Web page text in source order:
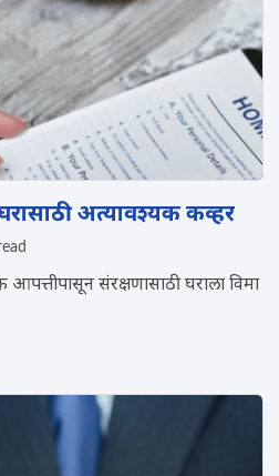
अत्यावश्यक कव्हर
आपत्तीपासून संरक्षणासाठी घराला विमा